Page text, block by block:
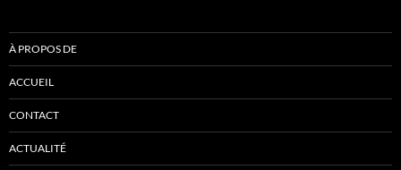
À PROPOS DE
ACCUEIL
CONTACT
ACTUALITÉ